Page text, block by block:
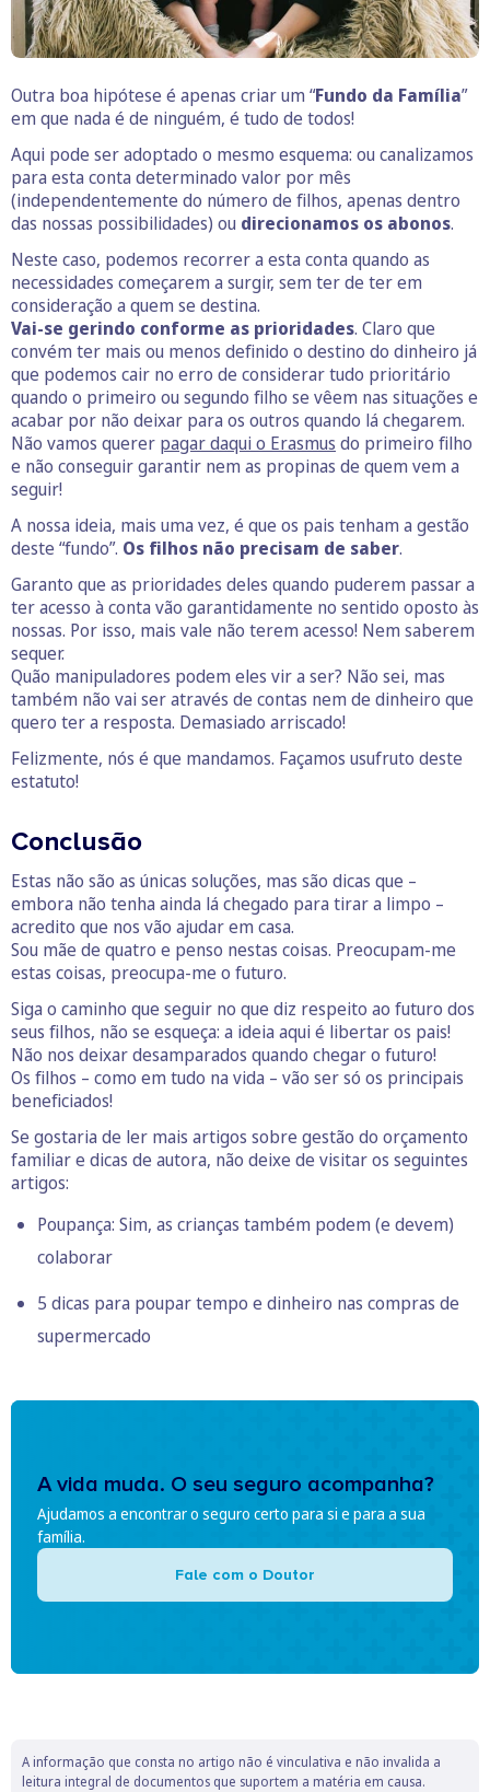
Outra boa hipótese é apenas criar um “Fundo da Família”
em que nada é de ninguém, é tudo de todos!
Aqui pode ser adoptado o mesmo esquema: ou canalizamos
para esta conta determinado valor por mês
(independentemente do número de filhos, apenas dentro
das nossas possibilidades) ou direcionamos os abonos.
Neste caso, podemos recorrer a esta conta quando as
necessidades começarem a surgir, sem ter de ter em
consideração a quem se destina.
Vai-se gerindo conforme as prioridades. Claro que
convém ter mais ou menos definido o destino do dinheiro já
que podemos cair no erro de considerar tudo prioritário
quando o primeiro ou segundo filho se vêem nas situações e
acabar por não deixar para os outros quando lá chegarem.
Não vamos querer pagar daqui o Erasmus do primeiro filho
e não conseguir garantir nem as propinas de quem vem a
seguir!
A nossa ideia, mais uma vez, é que os pais tenham a gestão
deste “fundo”. Os filhos não precisam de saber.
Garanto que as prioridades deles quando puderem passar a
ter acesso à conta vão garantidamente no sentido oposto às
nossas. Por isso, mais vale não terem acesso! Nem saberem
sequer.
Quão manipuladores podem eles vir a ser? Não sei, mas
também não vai ser através de contas nem de dinheiro que
quero ter a resposta. Demasiado arriscado!
Felizmente, nós é que mandamos. Façamos usufruto deste
estatuto!
Conclusão
Estas não são as únicas soluções, mas são dicas que –
embora não tenha ainda lá chegado para tirar a limpo –
acredito que nos vão ajudar em casa.
Sou mãe de quatro e penso nestas coisas. Preocupam-me
estas coisas, preocupa-me o futuro.
Siga o caminho que seguir no que diz respeito ao futuro dos
seus filhos, não se esqueça: a ideia aqui é libertar os pais!
Não nos deixar desamparados quando chegar o futuro!
Os filhos – como em tudo na vida – vão ser só os principais
beneficiados!
Se gostaria de ler mais artigos sobre gestão do orçamento
familiar e dicas de autora, não deixe de visitar os seguintes
artigos:
Poupança: Sim, as crianças também podem (e devem)
colaborar
5 dicas para poupar tempo e dinheiro nas compras de
supermercado
A vida muda. O seu seguro acompanha?
Ajudamos a encontrar o seguro certo para si e para a sua
família.
Fale com o Doutor
A informação que consta no artigo não é vinculativa e não invalida a
leitura integral de documentos que suportem a matéria em causa.